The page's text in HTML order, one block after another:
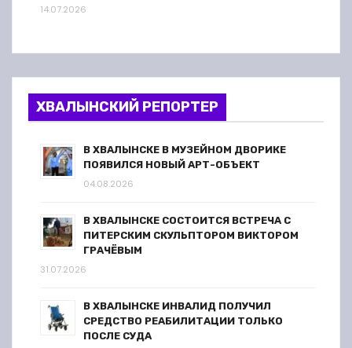
14.07.2026
ХВАЛЫНСКИЙ РЕПОРТЕР
В ХВАЛЫНСКЕ В МУЗЕЙНОМ ДВОРИКЕ
ПОЯВИЛСЯ НОВЫЙ АРТ-ОБЪЕКТ
04.08.2026
В ХВАЛЫНСКЕ СОСТОИТСЯ ВСТРЕЧА С
ПИТЕРСКИМ СКУЛЬПТОРОМ ВИКТОРОМ
ГРАЧЁВЫМ
31.07.2026
В ХВАЛЫНСКЕ ИНВАЛИД ПОЛУЧИЛ
СРЕДСТВО РЕАБИЛИТАЦИИ ТОЛЬКО
ПОСЛЕ СУДА